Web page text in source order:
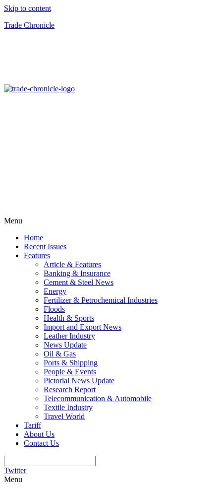
Skip to content
Trade Chronicle
Menu
Home
Recent Issues
Features
Article & Features
Banking & Insurance
Cement & Steel News
Energy
Fertilizer & Petrochemical Industries
Floods
Health & Sports
Import and Export News
Leather Industry
News Update
Oil & Gas
Ports & Shipping
People & Events
Pictorial News Update
Research Report
Telecommunication & Automobile
Textile Industry
Travel World
Tariff
About Us
Contact Us
Twitter
Menu